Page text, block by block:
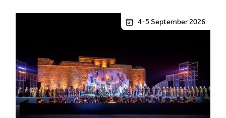
4-5 September 2026